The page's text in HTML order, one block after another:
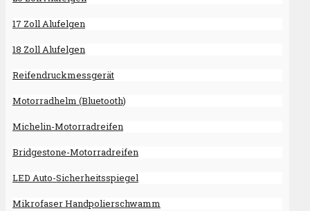
17 Zoll Alufelgen
18 Zoll Alufelgen
Reifendruckmessgerät
Motorradhelm (Bluetooth)
Michelin-Motorradreifen
Bridgestone-Motorradreifen
LED Auto-Sicherheitsspiegel
Mikrofaser Handpolierschwamm